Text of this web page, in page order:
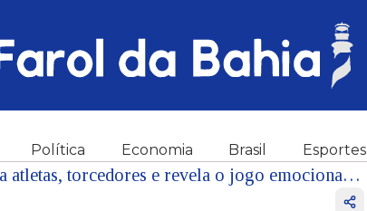
Política Economia Brasil Esportes
Copa do Mundo movimenta atletas, torcedores e revela o jogo emocional por trás da paixão pelo futebol!